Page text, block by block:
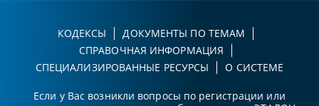
КОДЕКСЫ
ДОКУМЕНТЫ ПО ТЕМАМ
СПРАВОЧНАЯ ИНФОРМАЦИЯ
СПЕЦИАЛИЗИРОВАННЫЕ РЕСУРСЫ
О СИСТЕМЕ
Если у Вас возникли вопросы по регистрации или